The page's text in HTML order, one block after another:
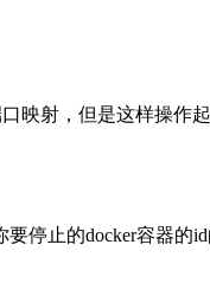
映射，但是这样操作起
停止的docker容器的id